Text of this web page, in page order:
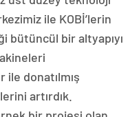
ile KOBİ’lerin
bütüncül bir altyapıyı
ile donatılmış
artırdık.